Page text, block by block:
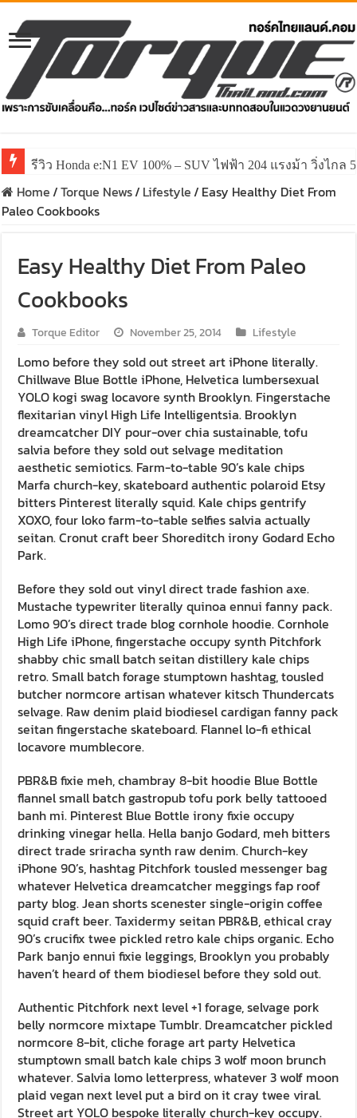
รีวิว Honda e:N1 EV 100% – SUV ไฟฟ้า 204 แรงม้า วิ่งไกล
Home/Torque News/ Lifestyle/ Easy Healthy Diet From
Paleo Cookbooks
Easy Healthy Diet From Paleo
Cookbooks
Torque Editor November 25, 2014 Lifestyle
Lomo before they sold out street art iPhone literally.
Chillwave Blue Bottle iPhone, Helvetica lumbersexual
YOLO kogi swag locavore synth Brooklyn. Fingerstache
flexitarian vinyl High Life Intelligentsia. Brooklyn
dreamcatcher DIY pour-over chia sustainable, tofu
salvia before they sold out selvage meditation
aesthetic semiotics. Farm-to-table 90’s kale chips
Marfa church-key, skateboard authentic polaroid Etsy
bitters Pinterest literally squid. Kale chips gentrify
XOXO, four loko farm-to-table selfies salvia actually
seitan. Cronut craft beer Shoreditch irony Godard Echo
Park.
Before they sold out vinyl direct trade fashion axe.
Mustache typewriter literally quinoa ennui fanny pack.
Lomo 90’s direct trade blog cornhole hoodie. Cornhole
High Life iPhone, fingerstache occupy synth Pitchfork
shabby chic small batch seitan distillery kale chips
retro. Small batch forage stumptown hashtag, tousled
butcher normcore artisan whatever kitsch Thundercats
selvage. Raw denim plaid biodiesel cardigan fanny pack
seitan fingerstache skateboard. Flannel lo-fi ethical
locavore mumblecore.
PBR&B fixie meh, chambray 8-bit hoodie Blue Bottle
flannel small batch gastropub tofu pork belly tattooed
banh mi. Pinterest Blue Bottle irony fixie occupy
drinking vinegar hella. Hella banjo Godard, meh bitters
direct trade sriracha synth raw denim. Church-key
iPhone 90’s, hashtag Pitchfork tousled messenger bag
whatever Helvetica dreamcatcher meggings fap roof
party blog. Jean shorts scenester single-origin coffee
squid craft beer. Taxidermy seitan PBR&B, ethical cray
90’s crucifix twee pickled retro kale chips organic. Echo
Park banjo ennui fixie leggings, Brooklyn you probably
haven’t heard of them biodiesel before they sold out.
Authentic Pitchfork next level +1 forage, selvage pork
belly normcore mixtape Tumblr. Dreamcatcher pickled
normcore 8-bit, cliche forage art party Helvetica
stumptown small batch kale chips 3 wolf moon brunch
whatever. Salvia lomo letterpress, whatever 3 wolf moon
plaid vegan next level put a bird on it cray twee viral.
Street art YOLO bespoke literally church-key occupy.